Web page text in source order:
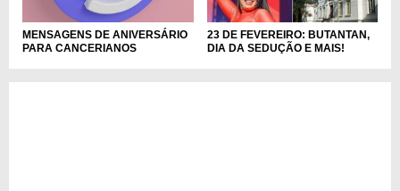
MENSAGENS DE ANIVERSÁRIO
PARA CANCERIANOS
23 DE FEVEREIRO: BUTANTAN,
DIA DA SEDUÇÃO E MAIS!